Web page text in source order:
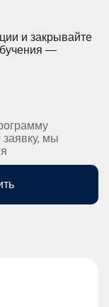
и закрывайте
—
мы